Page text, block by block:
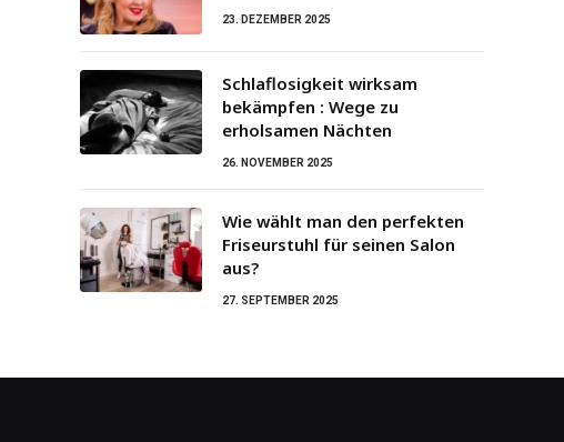
23. DEZEMBER 2025
Schlaflosigkeit wirksam
bekämpfen : Wege zu
erholsamen Nächten
26. NOVEMBER 2025
Wie wählt man den perfekten
Friseurstuhl für seinen Salon
aus?
27. SEPTEMBER 2025